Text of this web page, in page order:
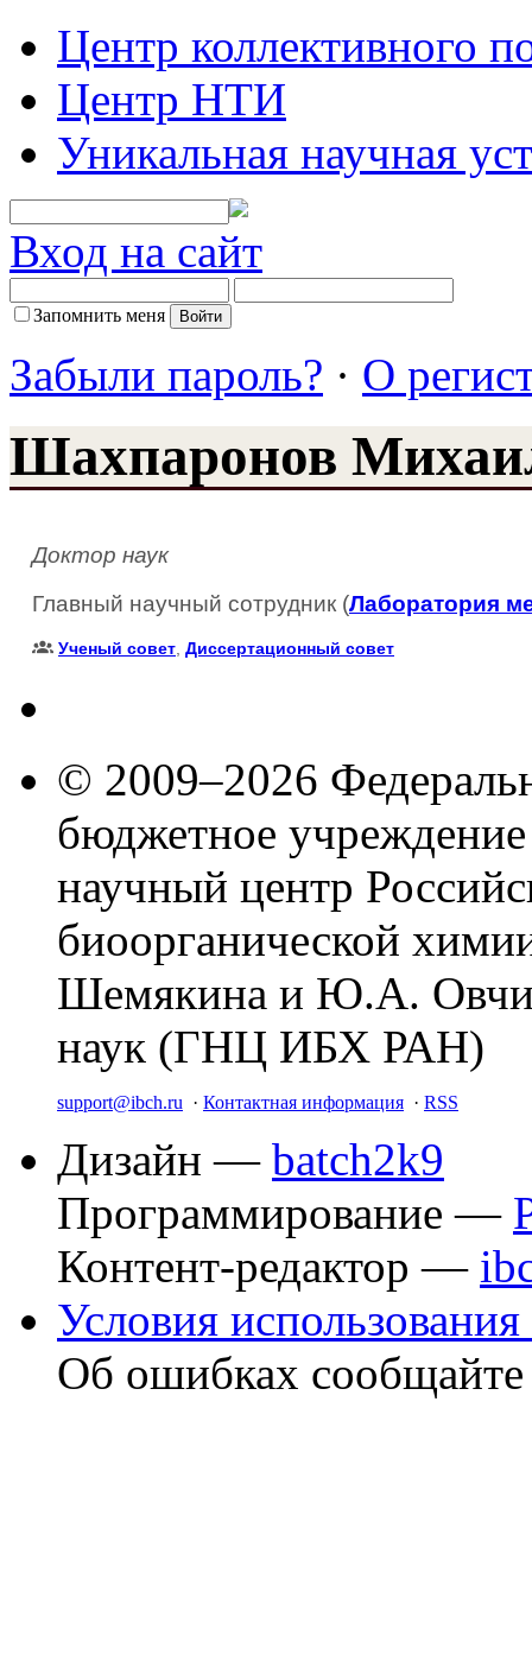
Центр коллективного
Центр НТИ
Уникальная научная
Вход на сайт
Запомнить меня
Забыли пароль? · О
Шахпаронов
Доктор наук
Главный научный сотрудник (Лаборатория
Ученый совет Диссертационный совет
© 2009–2026
бюджетное
научный центр
биоорганической
Шемякина и Ю.А.
наук (ГНЦ ИБХ РАН)
support@ibch.ru · Контактная информация · RSS
Дизайн — batch2k9
Программирование —
Контент-редактор —
Условия использования
Об ошибках